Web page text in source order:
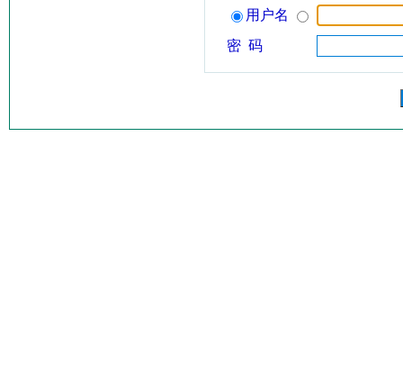
用户名
密 码